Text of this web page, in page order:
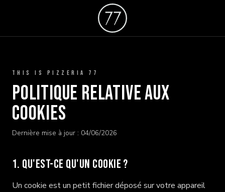
THIS IS PIZZERIA 77
Politique relative aux
cookies
Dernière mise à jour : 04/06/2026
1. Qu'est-ce qu'un cookie ?
Un cookie est un petit fichier déposé sur votre appareil